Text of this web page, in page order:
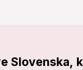
Slovenska,